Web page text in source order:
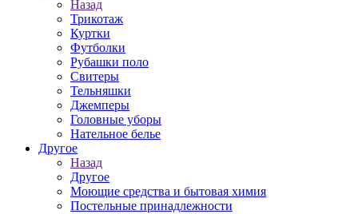
Назад
Трикотаж
Куртки
Футболки
Рубашки поло
Свитеры
Тельняшки
Джемперы
Головные уборы
Нательное белье
Другое
Назад
Другое
Моющие средства и бытовая химия
Постельные принадлежности